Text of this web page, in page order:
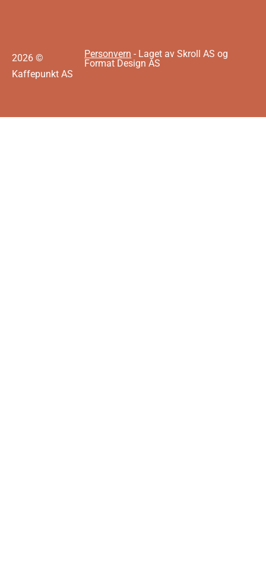
2026 ©
Kaffepunkt AS
Personvern - Laget av Skroll AS og
Format Design AS